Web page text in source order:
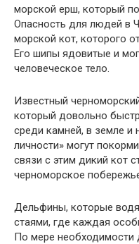
морской ерш, который
Опасность для людей в
морской кот, которого
Его шипы ядовитые и
человеческое тело.
Известный
который довольно
среди камней, в земле и
личности» могут
связи с этим дикий кот
черноморское
Дельфины, которые
стаями, где каждая
По мере необходимости